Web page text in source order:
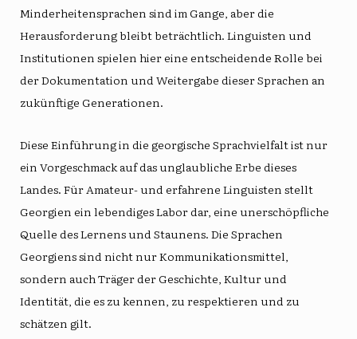
Minderheitensprachen sind im Gange, aber die
Herausforderung bleibt beträchtlich. Linguisten und
Institutionen spielen hier eine entscheidende Rolle bei
der Dokumentation und Weitergabe dieser Sprachen an
zukünftige Generationen.
Diese Einführung in die georgische Sprachvielfalt ist nur
ein Vorgeschmack auf das unglaubliche Erbe dieses
Landes. Für Amateur- und erfahrene Linguisten stellt
Georgien ein lebendiges Labor dar, eine unerschöpfliche
Quelle des Lernens und Staunens. Die Sprachen
Georgiens sind nicht nur Kommunikationsmittel,
sondern auch Träger der Geschichte, Kultur und
Identität, die es zu kennen, zu respektieren und zu
schätzen gilt.